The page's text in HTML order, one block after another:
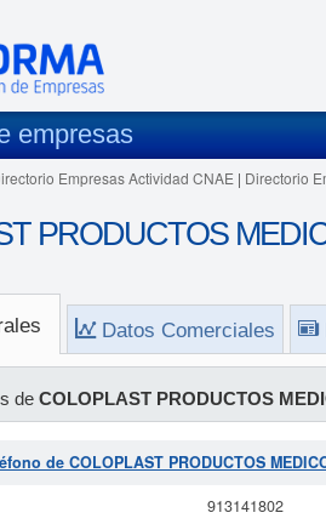
empresas
Empresas Actividad CNAE | Directorio
PRODUCTOS
Datos Comerciales
de COLOPLAST PRODUCTOS
de COLOPLAST PRODUCTOS
913141802